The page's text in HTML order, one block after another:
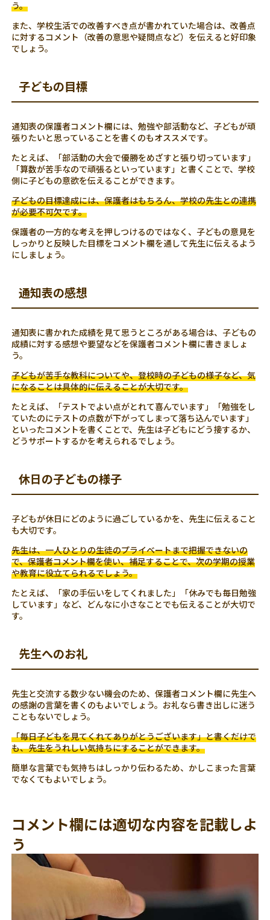
う。
また、学校生活での改善すべき点が書かれていた場合は、改善点
に対するコメント（改善の意思や疑問点など）を伝えると好印象
でしょう。
子どもの目標
通知表の保護者コメント欄には、勉強や部活動など、子どもが頑
張りたいと思っていることを書くのもオススメです。
たとえば、「部活動の大会で優勝をめざすと張り切っています」
「算数が苦手なので頑張るといっています」と書くことで、学校
側に子どもの意欲を伝えることができます。
子どもの目標達成には、保護者はもちろん、学校の先生との連携
が必要不可欠です。
保護者の一方的な考えを押しつけるのではなく、子どもの意見を
しっかりと反映した目標をコメント欄を通して先生に伝えるよう
にしましょう。
通知表の感想
通知表に書かれた成績を見て思うところがある場合は、子どもの
成績に対する感想や要望などを保護者コメント欄に書きましょ
う。
子どもが苦手な教科についてや、登校時の子どもの様子など、気
になることは具体的に伝えることが大切です。
たとえば、「テストでよい点がとれて喜んでいます」「勉強をし
ていたのにテストの点数が下がってしまって落ち込んでいます」
といったコメントを書くことで、先生は子どもにどう接するか、
どうサポートするかを考えられるでしょう。
休日の子どもの様子
子どもが休日にどのように過ごしているかを、先生に伝えること
も大切です。
先生は、一人ひとりの生徒のプライベートまで把握できないの
で、保護者コメント欄を使い、補足することで、次の学期の授業
や教育に役立てられるでしょう。
たとえば、「家の手伝いをしてくれました」「休みでも毎日勉強
しています」など、どんなに小さなことでも伝えることが大切で
す。
先生へのお礼
先生と交流する数少ない機会のため、保護者コメント欄に先生へ
の感謝の言葉を書くのもよいでしょう。お礼なら書き出しに迷う
こともないでしょう。
「毎日子どもを見てくれてありがとうございます」と書くだけで
も、先生をうれしい気持ちにすることができます。
簡単な言葉でも気持ちはしっかり伝わるため、かしこまった言葉
でなくてもよいでしょう。
コメント欄には適切な内容を記載しよ
う